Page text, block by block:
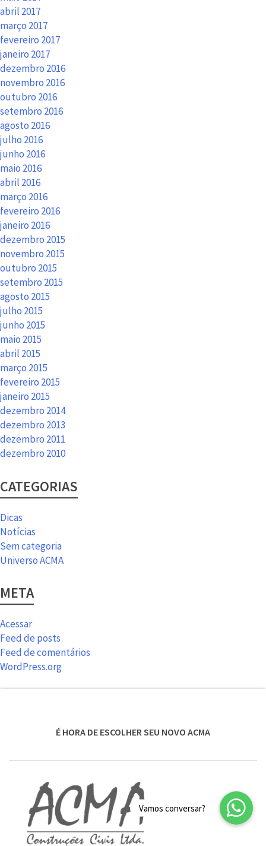
abril 2017
março 2017
fevereiro 2017
janeiro 2017
dezembro 2016
novembro 2016
outubro 2016
setembro 2016
agosto 2016
julho 2016
junho 2016
maio 2016
abril 2016
março 2016
fevereiro 2016
janeiro 2016
dezembro 2015
novembro 2015
outubro 2015
setembro 2015
agosto 2015
julho 2015
junho 2015
maio 2015
abril 2015
março 2015
fevereiro 2015
janeiro 2015
dezembro 2014
dezembro 2013
dezembro 2011
dezembro 2010
CATEGORIAS
Dicas
Notícias
Sem categoria
Universo ACMA
META
Acessar
Feed de posts
Feed de comentários
WordPress.org
É HORA DE ESCOLHER SEU NOVO ACMA